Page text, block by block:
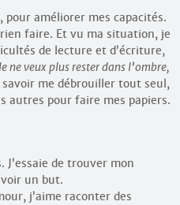
pour améliorer mes capacités.
faire. Et vu ma situation, je
de lecture et d’écriture,
Je ne veux plus rester dans l’ombre,
savoir me débrouiller tout seul,
autres pour faire mes papiers.
J’essaie de trouver mon
un but.
j’aime raconter des